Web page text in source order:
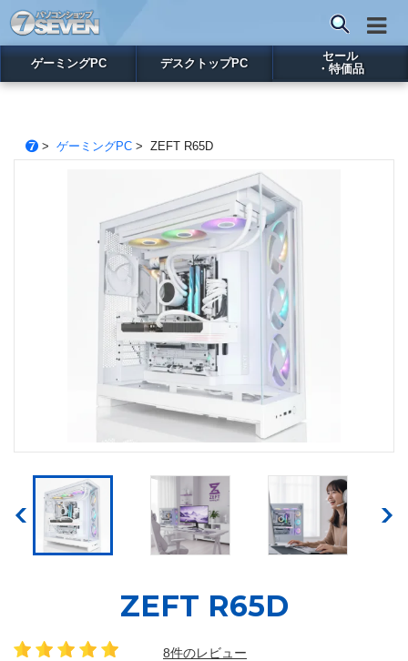
ゲーミングPC デスクトップPC
セール
・特価品
> ゲーミングPC> ZEFT R65D
ZEFT R65D
8件のレビュー